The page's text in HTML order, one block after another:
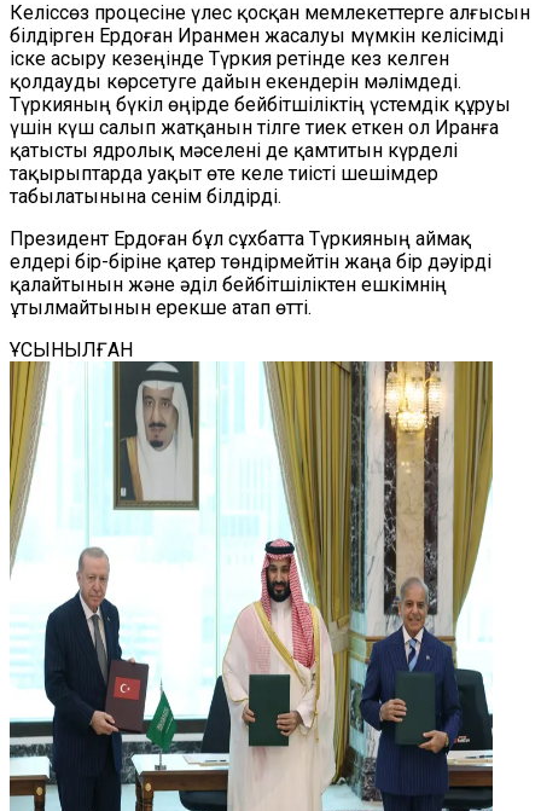
Келіссөз процесіне үлес қосқан мемлекеттерге алғысын
білдірген Ердоған Иранмен жасалуы мүмкін келісімді
іске асыру кезеңінде Түркия ретінде кез келген
қолдауды көрсетуге дайын екендерін мәлімдеді.
Түркияның бүкіл өңірде бейбітшіліктің үстемдік құруы
үшін күш салып жатқанын тілге тиек еткен ол Иранға
қатысты ядролық мәселені де қамтитын күрделі
тақырыптарда уақыт өте келе тиісті шешімдер
табылатынына сенім білдірді.
Президент Ердоған бұл сұхбатта Түркияның аймақ
елдері бір-біріне қатер төндірмейтін жаңа бір дәуірді
қалайтынын және әділ бейбітшіліктен ешкімнің
ұтылмайтынын ерекше атап өтті.
ҰСЫНЫЛҒАН